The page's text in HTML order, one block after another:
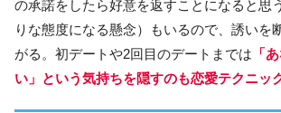
の承諾をしたら好意を返すことになると思
りな態度になる懸念）もいるので、誘いを
がる。初デートや2回目のデートまでは 「
い」という気持ちを隠すのも恋愛テクニッ